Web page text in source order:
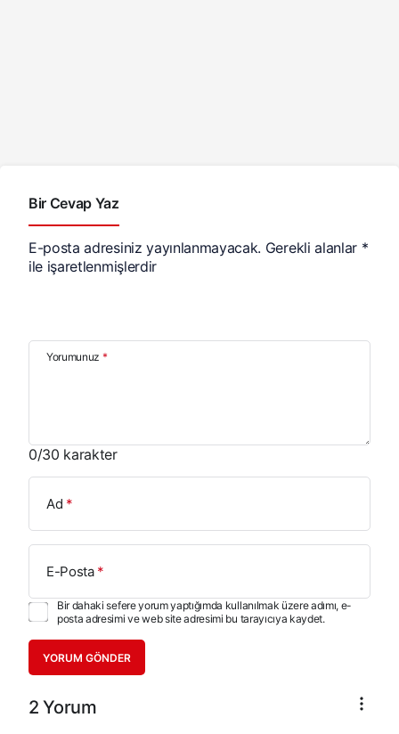
Bir Cevap Yaz
E-posta adresiniz yayınlanmayacak. Gerekli alanlar *
ile işaretlenmişlerdir
Yorumunuz *
0/30 karakter
Ad *
E-Posta*
Bir dahaki sefere yorum yaptığımda kullanılmak üzere adımı, e-
posta adresimi ve web site adresimi bu tarayıcıya kaydet.
YORUM GÖNDER
2 Yorum